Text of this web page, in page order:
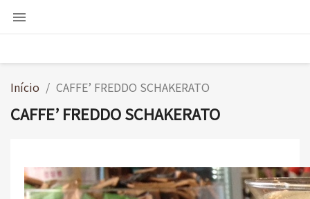

Início CAFFE’ FREDDO SCHAKERATO
CAFFE’ FREDDO SCHAKERATO